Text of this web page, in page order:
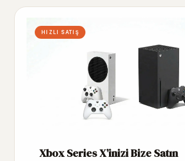
HIZLI SATIŞ
Xbox Series X’inizi Bize Satın